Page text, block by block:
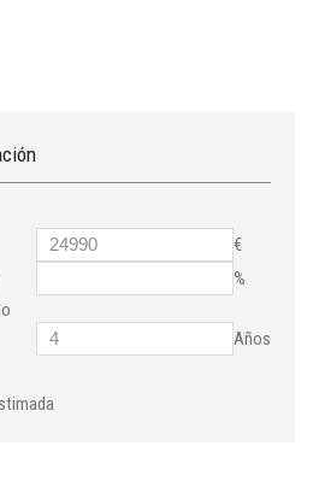
€
%
Años